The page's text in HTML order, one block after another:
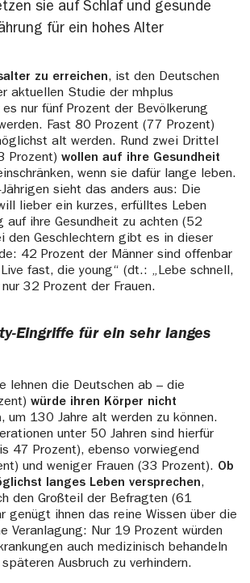
sie auf Schlaf und gesunde
für ein hohes Alter
zu erreichen, ist den Deutschen
aktuellen Studie der mhplus
nur fünf Prozent der Bevölkerung
Fast 80 Prozent (77 Prozent)
alt werden. Rund zwei Drittel
Prozent) wollen auf ihre Gesundheit
wenn sie dafür lange leben.
sieht das anders aus: Die
lieber ein kurzes, erfülltes Leben
auf ihre Gesundheit zu achten (52
den Geschlechtern gibt es in dieser
42 Prozent der Männer sind offenbar
fast, die young“ (dt.: „Lebe schnell,
32 Prozent der Frauen.
Eingriffe für ein sehr langes
lehnen die Deutschen ab – die
würde ihren Körper nicht
, um 130 Jahre alt werden zu können.
unter 50 Jahren sind hierfür
47 Prozent), ebenso vorwiegend
und weniger Frauen (33 Prozent). Ob
langes Leben versprechen,
den Großteil der Befragten (61
genügt ihnen das reine Wissen über die
Veranlagung: Nur 19 Prozent würden
auch medizinisch behandeln
Ausbruch zu verhindern.